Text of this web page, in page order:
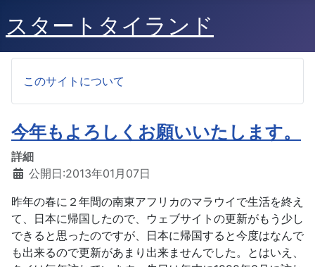
スタートタイランド
このサイトについて
今年もよろしくお願いいたします。
詳細
公開日:2013年01月07日
昨年の春に２年間の南東アフリカのマラウイで生活を終え
て、日本に帰国したので、ウェブサイトの更新がもう少し
できると思ったのですが、日本に帰国すると今度はなんで
も出来るので更新があまり出来ませんでした。とはいえ、